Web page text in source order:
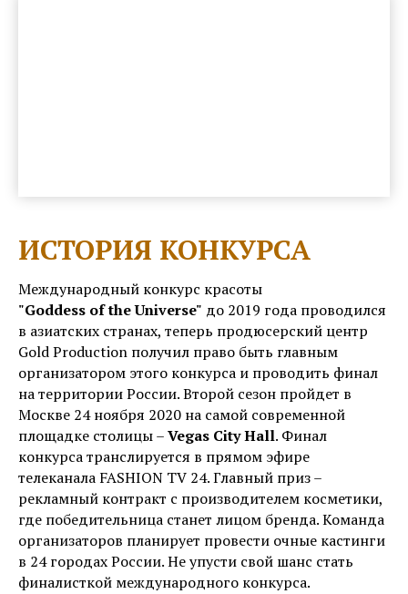
ИСТОРИЯ КОНКУРСА
Международный конкурс красоты
"Goddess of the Universe" до 2019 года проводился
в азиатских странах, теперь продюсерский центр
Gold Production получил право быть главным
организатором этого конкурса и проводить финал
на территории России. Второй сезон пройдет в
Москве 24 ноября 2020 на самой современной
площадке столицы –Vegas City Hall. Финал
конкурса транслируется в прямом эфире
телеканала FASHION TV 24. Главный приз –
рекламный контракт с производителем косметики,
где победительница станет лицом бренда. Команда
организаторов планирует провести очные кастинги
в 24 городах России. Не упусти свой шанс стать
финалисткой международного конкурса.